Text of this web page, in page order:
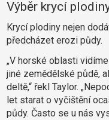
Výběr krycí
Krycí plodiny nejen
předcházet erozi půdy.
„V horské oblasti
jiné zemědělské půdě,
deltě,“ řekl Taylor.
let starat o vyčištění
půdy. Často se u nás